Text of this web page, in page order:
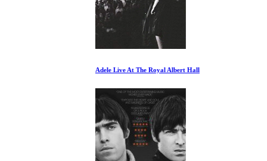
Adele Live At The Royal Albert Hall